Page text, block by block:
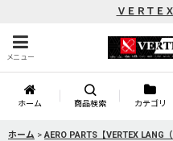
ＶＥＲＴＥ
メニュー
ホーム 商品検索 カテゴリ
ホーム > AERO PARTS【VERTEX LANG